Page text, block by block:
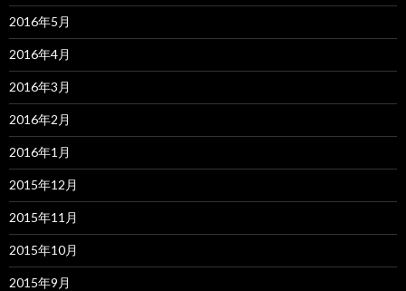
2016年5月
2016年4月
2016年3月
2016年2月
2016年1月
2015年12月
2015年11月
2015年10月
2015年9月